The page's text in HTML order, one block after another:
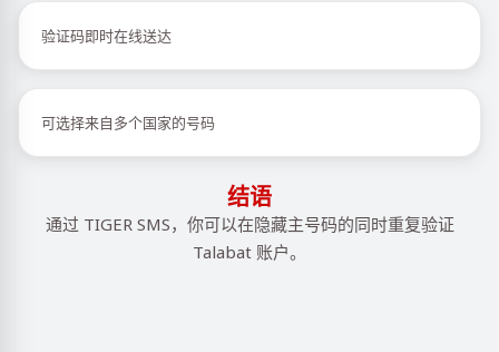
验证码即时在线送达
可选择来自多个国家的号码
结语
通过 TIGER SMS，你可以在隐藏主号码的同时重复验证
Talabat 账户。